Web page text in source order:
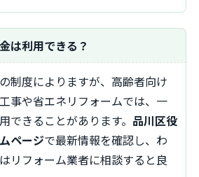
金は利用できる？
事や省エネリフォームでは、一
できることがあります。 品川区役
ページで最新情報を確認し、わ
リフォーム業者に相談すると良